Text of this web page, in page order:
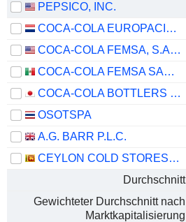
PEPSICO, INC.
COCA-COLA EUROPACIFIC PARTNERS PLC
COCA-COLA FEMSA, S.A.B. DE C.V.
COCA-COLA FEMSA SAB DE CV
COCA-COLA BOTTLERS JAPAN HOLDINGS INC.
OSOTSPA
A.G. BARR P.L.C.
CEYLON COLD STORES PLC
Durchschnitt
Gewichteter Durchschnitt nach
Marktkapitalisierung